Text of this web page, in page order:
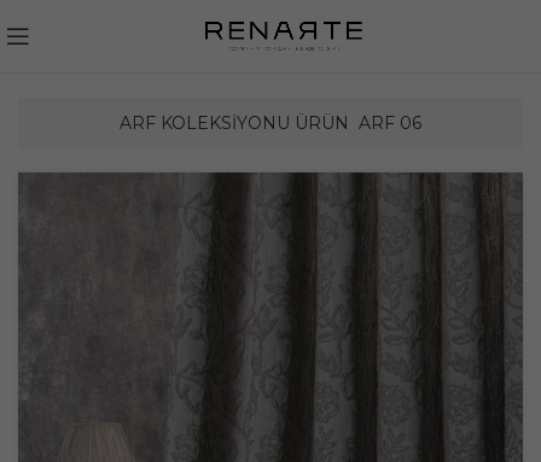
ARF KOLEKSIYONU ÜRÜN ARF 06